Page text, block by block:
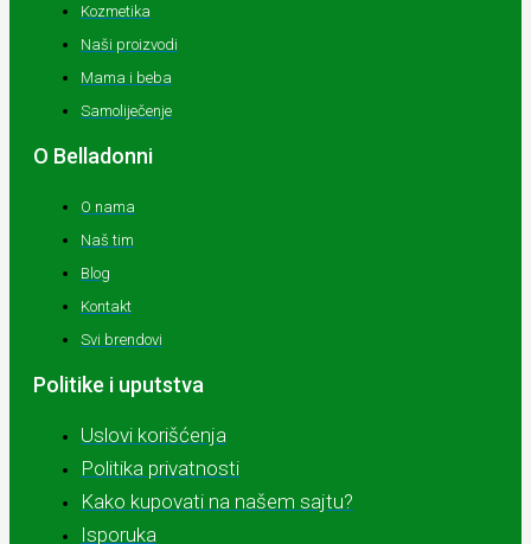
Kozmetika
Naši proizvodi
Mama i beba
Samoliječenje
O Belladonni
O nama
Naš tim
Blog
Kontakt
Svi brendovi
Politike i uputstva
Uslovi korišćenja
Politika privatnosti
Kako kupovati na našem sajtu?
Isporuka